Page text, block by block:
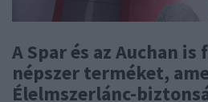
A Spar és az Auchan is
népszer terméket,
Élelmszerlánc-